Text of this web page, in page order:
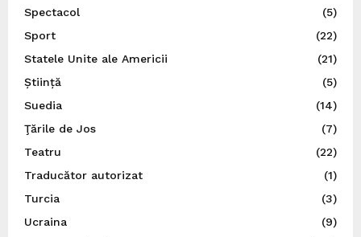
Spectacol
(5)
Sport
(22)
Statele Unite ale Americii
(21)
Știință
(5)
Suedia
(14)
Ţările de Jos
(7)
Teatru
(22)
Traducător autorizat
(1)
Turcia
(3)
Ucraina
(9)